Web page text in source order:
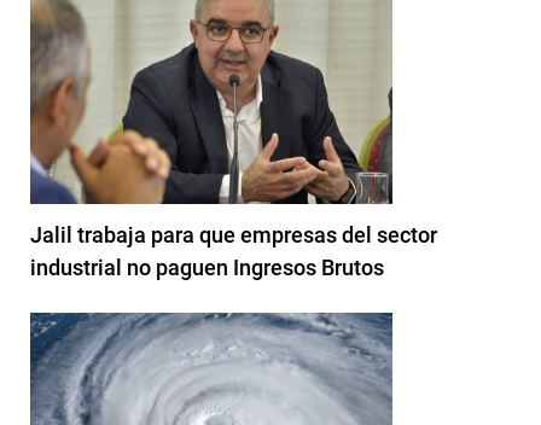
Jalil trabaja para que empresas del sector
industrial no paguen Ingresos Brutos